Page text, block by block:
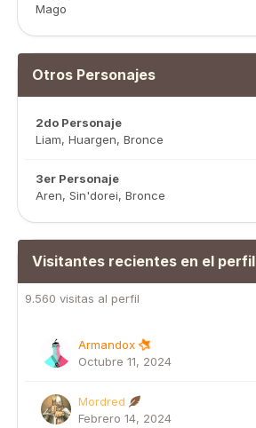
Mago
Otros Personajes
2do Personaje
Liam, Huargen, Bronce
3er Personaje
Aren, Sin'dorei, Bronce
Visitantes recientes en el perfil
9.560 visitas al perfil
Armandox
Octubre 11, 2024
Mordred
Febrero 14, 2024